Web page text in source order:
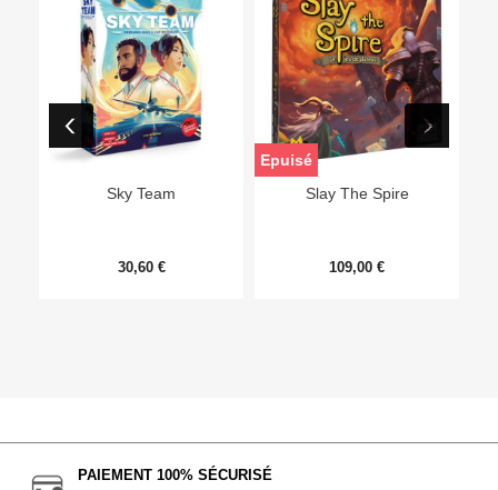
Sky Team
30,60 €
Slay The Spire
109,00 €
Epuisé
PAIEMENT 100% SÉCURISÉ